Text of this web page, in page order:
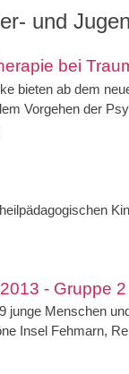
und
bei
bieten ab dem
Vorgehen der
- Gruppe 2
junge Menschen
Insel Fehmarn,